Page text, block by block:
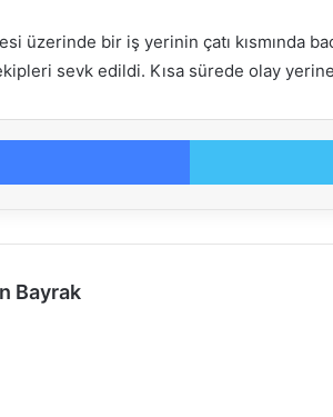
üzerinde bir iş yerinin çatı kısmında
sevk edildi. Kısa sürede olay
Facebook
Bayrak